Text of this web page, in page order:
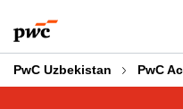
to
content
to
footer
PwC Uzbekistan PwC